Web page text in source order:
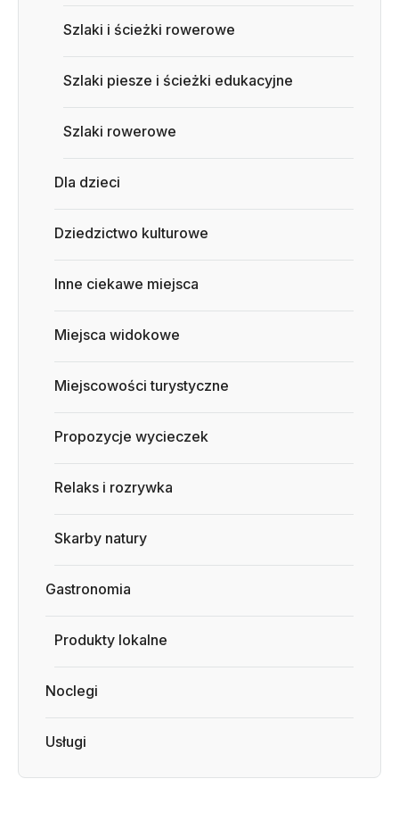
Szlaki i ścieżki rowerowe
Szlaki piesze i ścieżki edukacyjne
Szlaki rowerowe
Dla dzieci
Dziedzictwo kulturowe
Inne ciekawe miejsca
Miejsca widokowe
Miejscowości turystyczne
Propozycje wycieczek
Relaks i rozrywka
Skarby natury
Gastronomia
Produkty lokalne
Noclegi
Usługi